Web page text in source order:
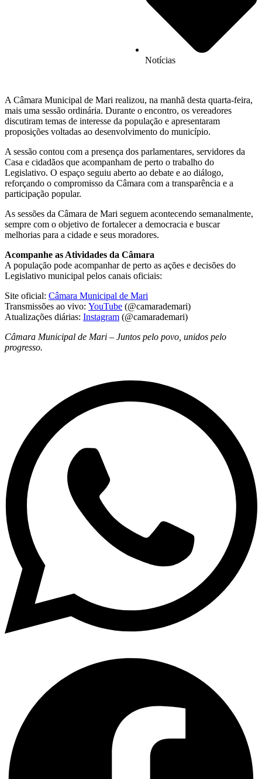
Notícias
A Câmara Municipal de Mari realizou, na manhã desta quarta-feira,
mais uma sessão ordinária. Durante o encontro, os vereadores
discutiram temas de interesse da população e apresentaram
proposições voltadas ao desenvolvimento do município.
A sessão contou com a presença dos parlamentares, servidores da
Casa e cidadãos que acompanham de perto o trabalho do
Legislativo. O espaço seguiu aberto ao debate e ao diálogo,
reforçando o compromisso da Câmara com a transparência e a
participação popular.
As sessões da Câmara de Mari seguem acontecendo semanalmente,
sempre com o objetivo de fortalecer a democracia e buscar
melhorias para a cidade e seus moradores.
Acompanhe as Atividades da Câmara
A população pode acompanhar de perto as ações e decisões do
Legislativo municipal pelos canais oficiais:
Site oficial: Câmara Municipal de Mari
Transmissões ao vivo: YouTube (@camarademari)
Atualizações diárias: Instagram (@camarademari)
Câmara Municipal de Mari – Juntos pelo povo, unidos pelo
progresso.